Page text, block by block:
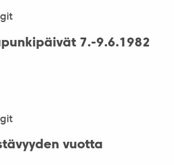
7.-9.6.1982
vuotta